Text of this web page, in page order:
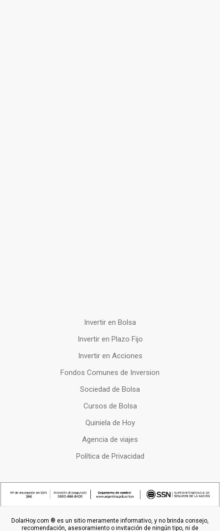
Invertir en Bolsa
Invertir en Plazo Fijo
Invertir en Acciones
Fondos Comunes de Inversion
Sociedad de Bolsa
Cursos de Bolsa
Quiniela de Hoy
Agencia de viajes
Política de Privacidad
DolarHoy.com ® es un sitio meramente informativo, y no brinda consejo,
recomendación, asesoramiento o invitación de ningún tipo, ni de